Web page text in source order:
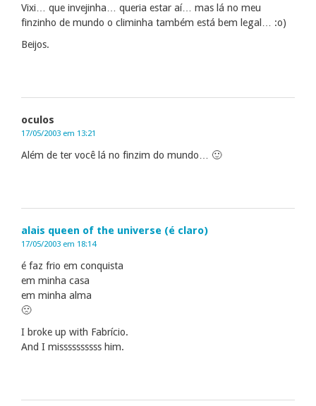
Vixi… que invejinha… queria estar aí… mas lá no meu
finzinho de mundo o climinha também está bem legal… :o)
Beijos.
oculos
17/05/2003 em 13:21
Além de ter você lá no finzim do mundo… 🙂
alais queen of the universe (é claro)
17/05/2003 em 18:14
é faz frio em conquista
em minha casa
em minha alma
🙁
I broke up with Fabrício.
And I missssssssss him.